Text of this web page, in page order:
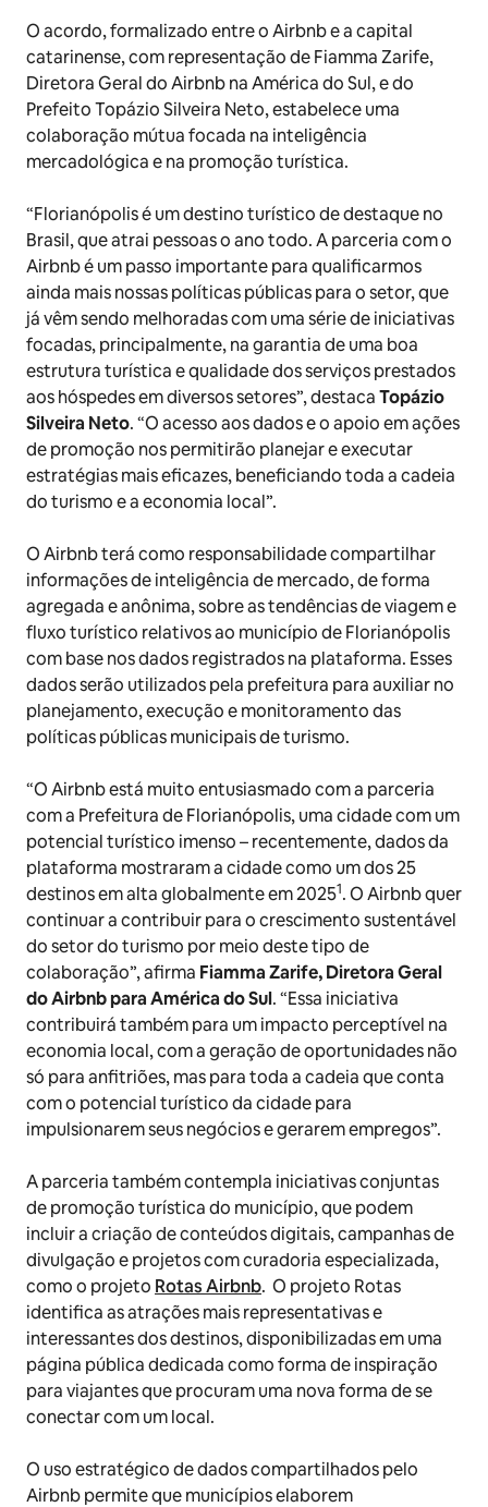
O acordo, formalizado entre o Airbnb e a capital
catarinense, com representação de Fiamma Zarife,
Diretora Geral do Airbnb na América do Sul, e do
Prefeito Topázio Silveira Neto, estabelece uma
colaboração mútua focada na inteligência
mercadológica e na promoção turística.
“Florianópolis é um destino turístico de destaque no
Brasil, que atrai pessoas o ano todo. A parceria com o
Airbnb é um passo importante para qualificarmos
ainda mais nossas políticas públicas para o setor, que
já vêm sendo melhoradas com uma série de iniciativas
focadas, principalmente, na garantia de uma boa
estrutura turística e qualidade dos serviços prestados
aos hóspedes em diversos setores”, destacaTopázio
Silveira Neto. “O acesso aos dados e o apoio em ações
de promoção nos permitirão planejar e executar
estratégias mais eficazes, beneficiando toda a cadeia
do turismo e a economia local”.
O Airbnb terá como responsabilidade compartilhar
informações de inteligência de mercado, de forma
agregada e anônima, sobre as tendências de viagem e
fluxo turístico relativos ao município de Florianópolis
com base nos dados registrados na plataforma. Esses
dados serão utilizados pela prefeitura para auxiliar no
planejamento, execução e monitoramento das
políticas públicas municipais de turismo.
“O Airbnb está muito entusiasmado com a parceria
com a Prefeitura de Florianópolis, uma cidade com um
potencial turístico imenso – recentemente, dados da
plataforma mostraram a cidade como um dos 25
destinos em alta globalmente em 20251. O Airbnb quer
continuar a contribuir para o crescimento sustentável
do setor do turismo por meio deste tipo de
colaboração”, afirma Fiamma Zarife, Diretora Geral
do Airbnb para América do Sul. “Essa iniciativa
contribuirá também para um impacto perceptível na
economia local, com a geração de oportunidades não
só para anfitriões, mas para toda a cadeia que conta
com o potencial turístico da cidade para
impulsionarem seus negócios e gerarem empregos”.
A parceria também contempla iniciativas conjuntas
de promoção turística do município, que podem
incluir a criação de conteúdos digitais, campanhas de
divulgação e projetos com curadoria especializada,
como o projeto Rotas Airbnb. O projeto Rotas
identifica as atrações mais representativas e
interessantes dos destinos, disponibilizadas em uma
página pública dedicada como forma de inspiração
para viajantes que procuram uma nova forma de se
conectar com um local.
O uso estratégico de dados compartilhados pelo
Airbnb permite que municípios elaborem